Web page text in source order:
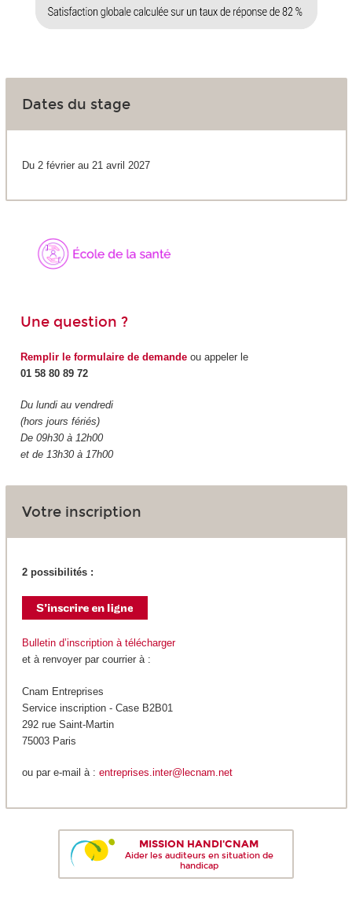
Dates du stage
Du 2 février au 21 avril 2027
Une question ?
Remplir le formulaire de demandeou appeler le
01 58 80 89 72
Du lundi au vendredi
(hors jours fériés)
De 09h30 à 12h00
et de 13h30 à 17h00
Votre inscription
2 possibilités :
Bulletin d’inscription à télécharger
et à renvoyer par courrier à :
Cnam Entreprises
Service inscription - Case B2B01
292 rue Saint-Martin
75003 Paris
ou par e-mail à : entreprises.inter@lecnam.net
MISSION HANDI'CNAM
Aider les auditeurs en situation de
handicap